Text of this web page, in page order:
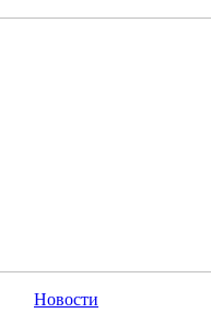
Новости